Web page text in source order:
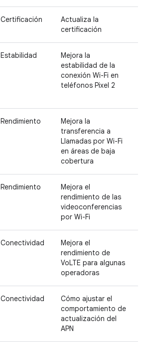
Certificación
Actualiza la
certificación
Estabilidad
Mejora la
estabilidad de la
conexión Wi-Fi en
teléfonos Pixel 2
Rendimiento
Mejora la
transferencia a
Llamadas por Wi-Fi
en áreas de baja
cobertura
Rendimiento
Mejora el
rendimiento de las
videoconferencias
por Wi-Fi
Conectividad
Mejora el
rendimiento de
VoLTE para algunas
operadoras
Conectividad
Cómo ajustar el
comportamiento de
actualización del
APN